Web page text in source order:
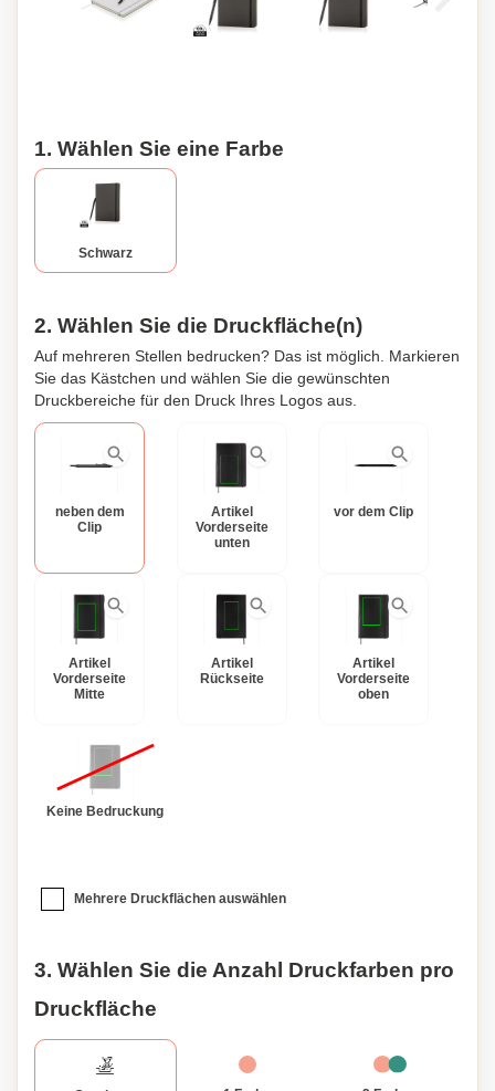
1. Wählen Sie eine Farbe
Schwarz
2. Wählen Sie die Druckfläche(n)
Auf mehreren Stellen bedrucken? Das ist möglich. Markieren
Sie das Kästchen und wählen Sie die gewünschten
Druckbereiche für den Druck Ihres Logos aus.
neben dem
Clip
Artikel
Vorderseite
unten
vor dem Clip
Artikel
Vorderseite
Mitte
Artikel
Rückseite
Artikel
Vorderseite
oben
Keine Bedruckung
Mehrere Druckflächen auswählen
3. Wählen Sie die Anzahl Druckfarben pro
Druckfläche